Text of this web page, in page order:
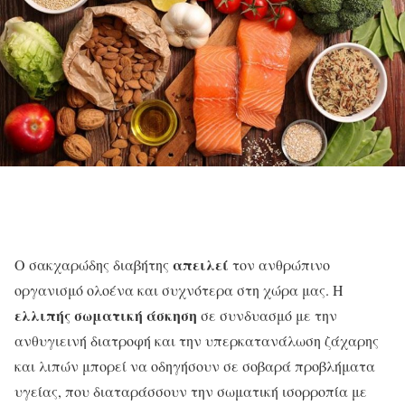
Ο σακχαρώδης διαβήτης απειλεί τον ανθρώπινο
οργανισμό ολοένα και συχνότερα στη χώρα μας. Η
ελλιπής σωματική άσκηση σε συνδυασμό με την
ανθυγιεινή διατροφή και την υπερκατανάλωση ζάχαρης
και λιπών μπορεί να οδηγήσουν σε σοβαρά προβλήματα
υγείας, που διαταράσσουν την σωματική ισορροπία με